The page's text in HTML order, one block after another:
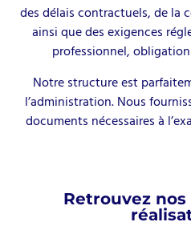
des délais contractuels, de la
ainsi que des exigences
professionnel,
Notre structure est
l’administration. Nous
documents nécessaires à
Retrouvez